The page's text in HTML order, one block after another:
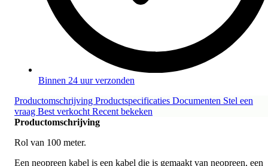
Binnen 24 uur verzonden
Productomschrijving Productspecificaties Documenten Stel een
vraag Best verkocht Recent bekeken
Productomschrijving
Rol van 100 meter.
Een neopreen kabel is een kabel die is gemaakt van neopreen, een